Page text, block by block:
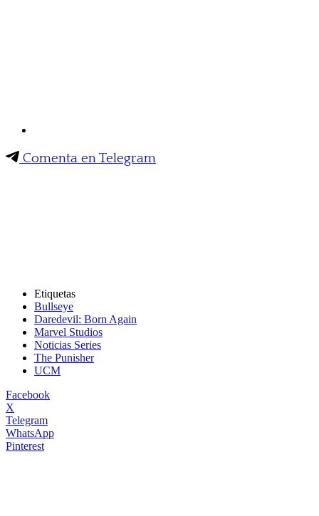
Comenta en Telegram
Etiquetas
Bullseye
Daredevil: Born Again
Marvel Studios
Noticias Series
The Punisher
UCM
Facebook
X
Telegram
WhatsApp
Pinterest